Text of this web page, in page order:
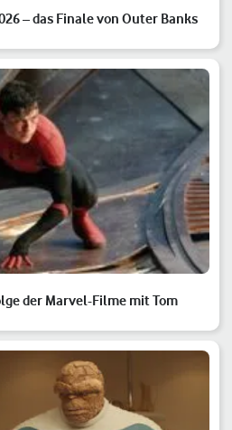
– das Finale von Outer Banks
der Marvel-Filme mit Tom